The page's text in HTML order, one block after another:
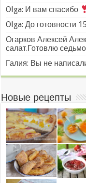
Olga: И вам спасибо
Olga: До готовности
Огарков Алексей
салат.Готовлю
Галия: Вы не
Новые рецепты